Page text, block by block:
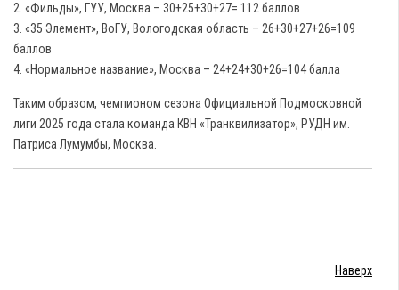
2. «Фильды», ГУУ, Москва – 30+25+30+27= 112 баллов
3. «35 Элемент», ВоГУ, Вологодская область – 26+30+27+26=109
баллов
4. «Нормальное название», Москва – 24+24+30+26=104 балла
Таким образом, чемпионом сезона Официальной Подмосковной
лиги 2025 года стала команда КВН «Транквилизатор», РУДН им.
Патриса Лумумбы, Москва.
Наверх